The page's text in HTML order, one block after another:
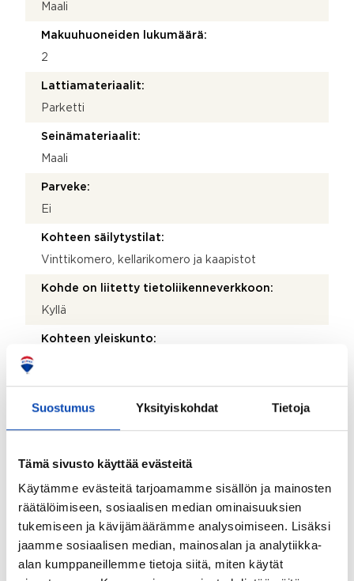
Suostumus Yksityiskohdat Tietoja
Tämä sivusto käyttää evästeitä
Käytämme evästeitä tarjoamamme sisällön ja mainosten
räätälöimiseen, sosiaalisen median ominaisuuksien
tukemiseen ja kävijämäärämme analysoimiseen. Lisäksi
jaamme sosiaalisen median, mainosalan ja analytiikka-
alan kumppaneillemme tietoja siitä, miten käytät
Maali
Makuuhuoneiden lukumäärä:
2
Lattiamateriaalit:
Parketti
Seinämateriaalit:
Maali
Parveke:
Ei
Kohteen säilytystilat:
Vinttikomero, kellarikomero ja kaapistot
Kohde on liitetty tietoliikenneverkkoon:
Kyllä
Kohteen yleiskunto:
Kohde myydään kalustettuna:
Ei
Taloyhtiö
Taloyhtiön nimi:
Taloyhtiön Y-tunnus:
0223962-1